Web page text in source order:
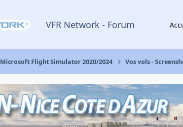
VFR Network - Forum
Microsoft Flight Simulator 2020/2024 Vos vols -